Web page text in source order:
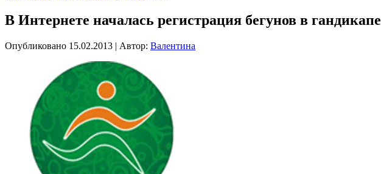
В Интернете началась регистрация бегунов в гандикапе
Опубликовано 15.02.2013 | Автор: Валентина